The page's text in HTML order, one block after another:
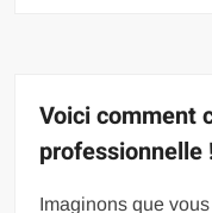
Voici comment
professionnelle
Imaginons que